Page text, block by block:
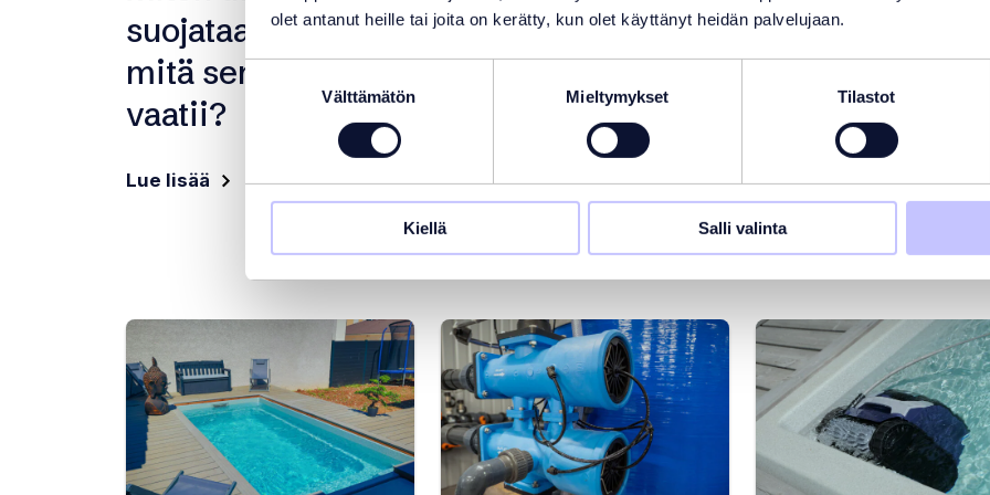
olet antanut heille tai joita on kerätty, kun olet käyttänyt heidän palvelujaan.
Suostumuksen
Välttämätön Mieltymykset Tilastot
Kiellä Salli valinta
suojataan oikein ja
mitä sen ylläpito
vaatii?
Lue lisää
allasimuri vai
perinteinen
pohjaimuri: Kumpi
sopii minulle?
Lue lisää
vesi samenee ja
miten se
kirkastetaan?
Lue lisää